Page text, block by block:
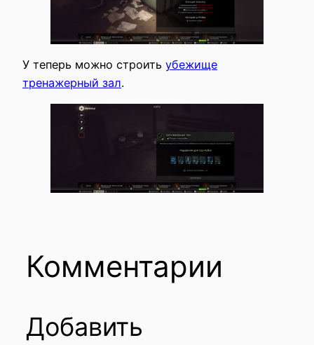
У теперь можно строить убежище
тренажерный зал.
Комментарии
Добавить